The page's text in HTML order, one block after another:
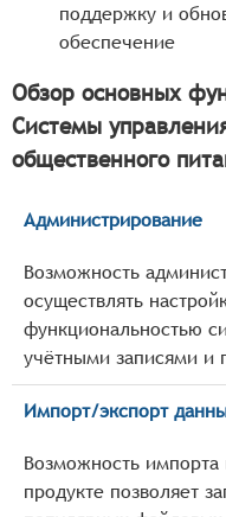
поддержку и
обеспечение
Обзор основных
Системы
общественного
Администрирование
Возможность
осуществлять
функциональностью
учётными записями и
Импорт/экспорт
Возможность
продукте позволяет